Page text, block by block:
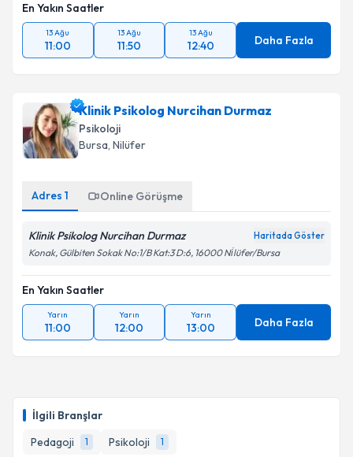
İlgili Branşlar
Pedagoji
1 Psikoloji 1
En Yakın Saatler
13 Ağu
11:00
13 Ağu
11:50
13 Ağu
12:40 Daha Fazla
Klinik Psikolog Nurcihan Durmaz
Psikoloji
Bursa, Nilüfer
Adres 1 Online Görüşme
Klinik Psikolog Nurcihan Durmaz Haritada Göster
Konak, Gülbiten Sokak No:1/B Kat:3 D:6, 16000 Ni̇lüfer/Bursa
En Yakın Saatler
Yarın
11:00
Yarın
12:00
Yarın
13:00 Daha Fazla